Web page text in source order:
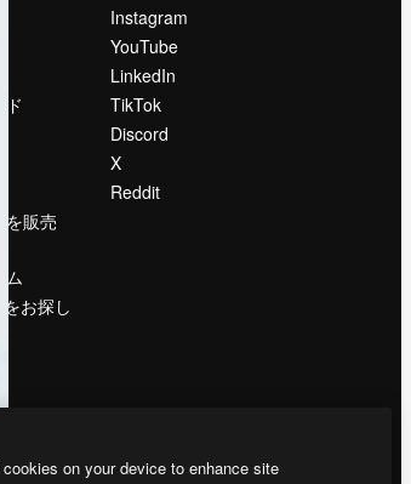
を販売
ム
をお探し
Instagram
YouTube
LinkedIn
TikTok
Discord
X
Reddit
on your device to enhance site